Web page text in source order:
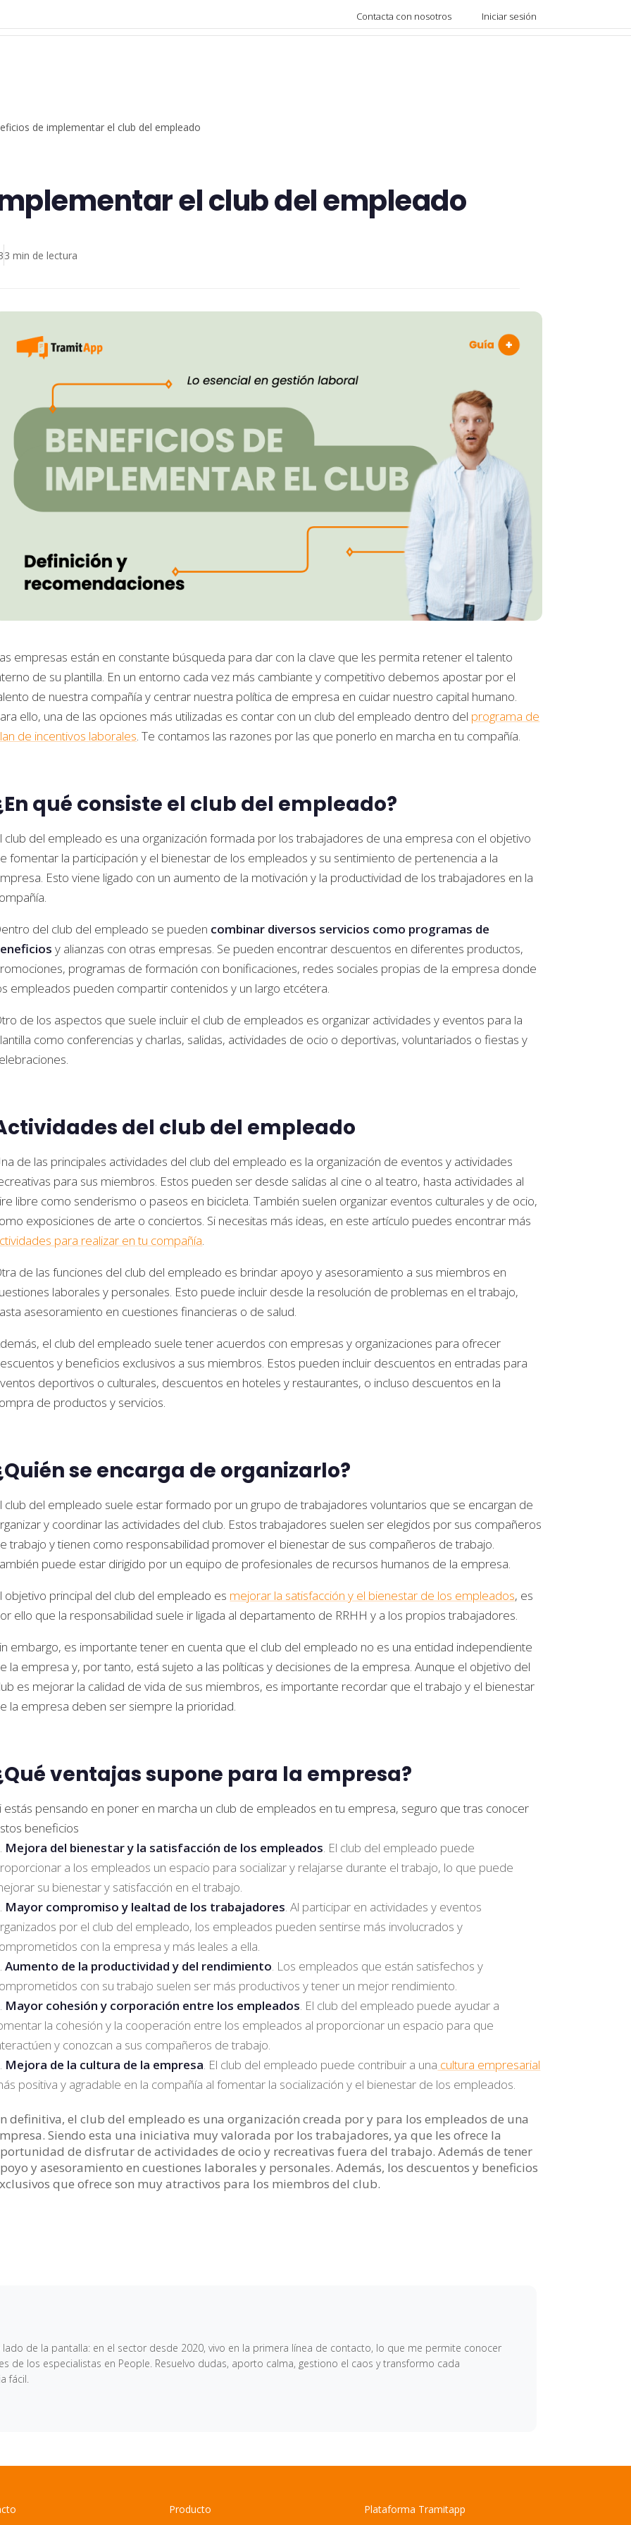
Contacta con nosotros Iniciar sesión
de implementar el club del empleado
el club del empleado
3 min de lectura
empresas están en constante búsqueda para dar con la clave que les permita retener el talento
de su plantilla. En un entorno cada vez más cambiante y competitivo debemos apostar por el
de nuestra compañía y centrar nuestra política de empresa en cuidar nuestro capital humano.
ello, una de las opciones más utilizadas es contar con un club del empleado dentro del programa de
de incentivos laborales. Te contamos las razones por las que ponerlo en marcha en tu compañía.
qué consiste el club del empleado?
club del empleado es una organización formada por los trabajadores de una empresa con el objetivo
fomentar la participación y el bienestar de los empleados y su sentimiento de pertenencia a la
Esto viene ligado con un aumento de la motivación y la productividad de los trabajadores en la
del club del empleado se pueden combinar diversos servicios como programas de
y alianzas con otras empresas. Se pueden encontrar descuentos en diferentes productos,
programas de formación con bonificaciones, redes sociales propias de la empresa donde
empleados pueden compartir contenidos y un largo etcétera.
de los aspectos que suele incluir el club de empleados es organizar actividades y eventos para la
como conferencias y charlas, salidas, actividades de ocio o deportivas, voluntariados o fiestas y
del club del empleado
de las principales actividades del club del empleado es la organización de eventos y actividades
para sus miembros. Estos pueden ser desde salidas al cine o al teatro, hasta actividades al
libre como senderismo o paseos en bicicleta. También suelen organizar eventos culturales y de ocio,
exposiciones de arte o conciertos. Si necesitas más ideas, en este artículo puedes encontrar más
para realizar en tu compañía.
de las funciones del club del empleado es brindar apoyo y asesoramiento a sus miembros en
laborales y personales. Esto puede incluir desde la resolución de problemas en el trabajo,
asesoramiento en cuestiones financieras o de salud.
el club del empleado suele tener acuerdos con empresas y organizaciones para ofrecer
y beneficios exclusivos a sus miembros. Estos pueden incluir descuentos en entradas para
deportivos o culturales, descuentos en hoteles y restaurantes, o incluso descuentos en la
de productos y servicios.
se encarga de organizarlo?
club del empleado suele estar formado por un grupo de trabajadores voluntarios que se encargan de
y coordinar las actividades del club. Estos trabajadores suelen ser elegidos por sus compañeros
trabajo y tienen como responsabilidad promover el bienestar de sus compañeros de trabajo.
puede estar dirigido por un equipo de profesionales de recursos humanos de la empresa.
objetivo principal del club del empleado es mejorar la satisfacción y el bienestar de los empleados, es
ello que la responsabilidad suele ir ligada al departamento de RRHH y a los propios trabajadores.
embargo, es importante tener en cuenta que el club del empleado no es una entidad independiente
la empresa y, por tanto, está sujeto a las políticas y decisiones de la empresa. Aunque el objetivo del
es mejorar la calidad de vida de sus miembros, es importante recordar que el trabajo y el bienestar
la empresa deben ser siempre la prioridad.
ventajas supone para la empresa?
estás pensando en poner en marcha un club de empleados en tu empresa, seguro que tras conocer
beneficios
Mejora del bienestar y la satisfacción de los empleados. El club del empleado puede
a los empleados un espacio para socializar y relajarse durante el trabajo, lo que puede
su bienestar y satisfacción en el trabajo.
Mayor compromiso y lealtad de los trabajadores. Al participar en actividades y eventos
por el club del empleado, los empleados pueden sentirse más involucrados y
con la empresa y más leales a ella.
Aumento de la productividad y del rendimiento. Los empleados que están satisfechos y
con su trabajo suelen ser más productivos y tener un mejor rendimiento.
Mayor cohesión y corporación entre los empleados. El club del empleado puede ayudar a
la cohesión y la cooperación entre los empleados al proporcionar un espacio para que
y conozcan a sus compañeros de trabajo.
Mejora de la cultura de la empresa. El club del empleado puede contribuir a una cultura empresarial
positiva y agradable en la compañía al fomentar la socialización y el bienestar de los empleados.
definitiva, el club del empleado es una organización creada por y para los empleados de una
Siendo esta una iniciativa muy valorada por los trabajadores, ya que les ofrece la
de disfrutar de actividades de ocio y recreativas fuera del trabajo. Además de tener
y asesoramiento en cuestiones laborales y personales. Además, los descuentos y beneficios
que ofrece son muy atractivos para los miembros del club.
lado de la pantalla: en el sector desde 2020, vivo en la primera línea de contacto, lo que me permite conocer
de los especialistas en People. Resuelvo dudas, aporto calma, gestiono el caos y transformo cada
fácil.
Producto Plataforma Tramitapp